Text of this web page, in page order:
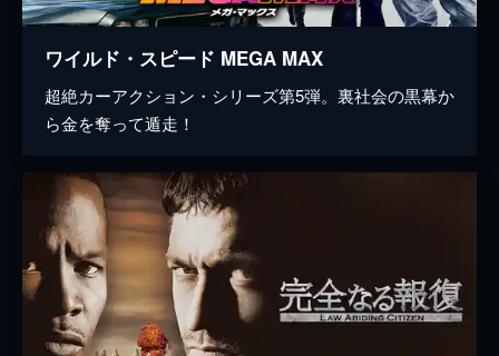
ワイルド・スピード MEGA MAX
超絶カーアクション・シリーズ第5弾。裏社会の黒幕か
ら金を奪って遁走！